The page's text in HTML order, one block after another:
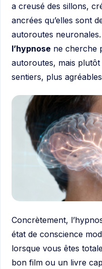
a creusé des sillons,
ancrées qu’elles sont
autoroutes neuronales.
l’hypnose ne cherche
autoroutes, mais
sentiers, plus
Concrètement,
état de conscience
lorsque vous êtes
bon film ou un livre